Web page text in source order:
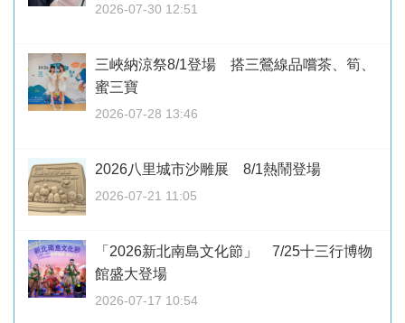
2026-07-30 12:51
三峽納涼祭8/1登場 搭三鶯線品嚐茶、筍、
蜜三寶
2026-07-28 13:46
2026八里城市沙雕展 8/1熱鬧登場
2026-07-21 11:05
「2026新北南島文化節」 7/25十三行博物
館盛大登場
2026-07-17 10:54